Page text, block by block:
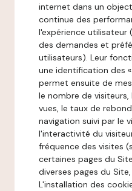
internet dans un
continue des
l'expérience
des demandes et
utilisateurs). Leur
une identification des
permet ensuite de
le nombre de
vues, le taux de
navigation suivi par le
l'interactivité du
fréquence des visites
certaines pages du
diverses pages du
L'installation des